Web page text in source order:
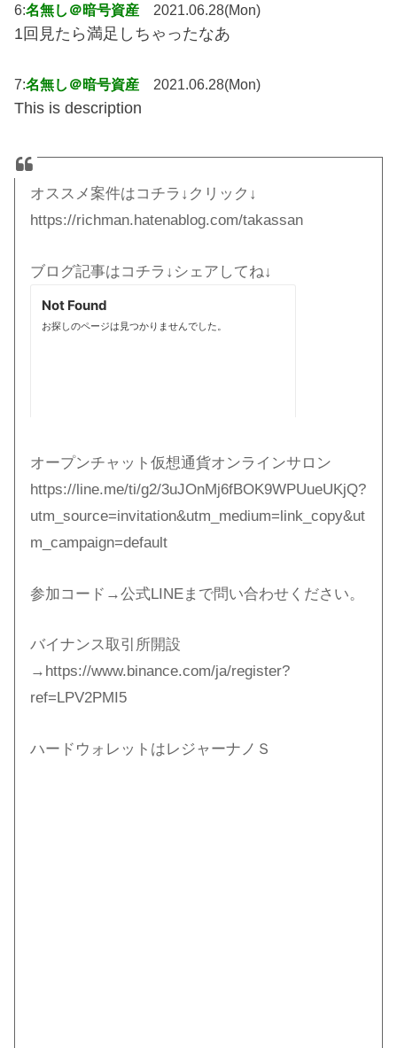
6:名無し＠暗号資産 2021.06.28(Mon)
1回見たら満足しちゃったなあ
7:名無し＠暗号資産 2021.06.28(Mon)
This is description
オススメ案件はコチラ↓クリック↓
https://richman.hatenablog.com/takassan
ブログ記事はコチラ↓シェアしてね↓
オープンチャット仮想通貨オンラインサロン
https://line.me/ti/g2/3uJOnMj6fBOK9WPUueUKjQ?
utm_source=invitation&utm_medium=link_copy&ut
m_campaign=default
参加コード→公式LINEまで問い合わせください。
バイナンス取引所開設
→https://www.binance.com/ja/register?
ref=LPV2PMI5
ハードウォレットはレジャーナノＳ